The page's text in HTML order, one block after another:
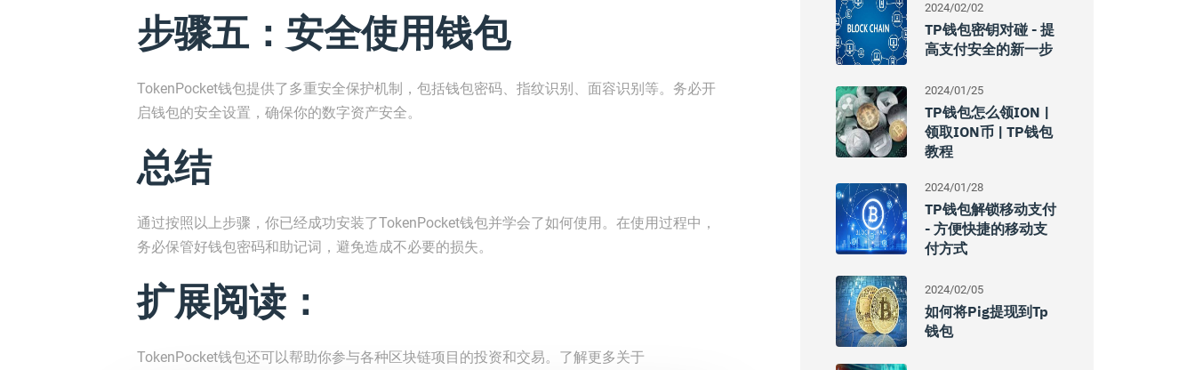
步骤五：安全使用钱包
TokenPocket钱包提供了多重安全保护机制，包括钱包密码、指纹识别、面容识别等。务必开
启钱包的安全设置，确保你的数字资产安全。
总结
通过按照以上步骤，你已经成功安装了TokenPocket钱包并学会了如何使用。在使用过程中，
务必保管好钱包密码和助记词，避免造成不必要的损失。
扩展阅读：
TokenPocket钱包还可以帮助你参与各种区块链项目的投资和交易。了解更多关于
2024/02/02
TP钱包密钥对碰 - 提
高支付安全的新一步
2024/01/25
TP钱包怎么领ION |
领取ION币 | TP钱包
教程
2024/01/28
TP钱包解锁移动支付
- 方便快捷的移动支
付方式
2024/02/05
如何将pig提现到tp
钱包